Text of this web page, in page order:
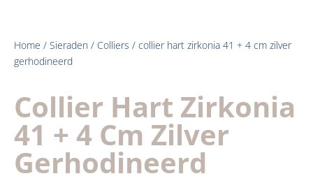
Home / Sieraden / Colliers / collier hart zirkonia 41 + 4 cm zilver
gerhodineerd
Collier Hart Zirkonia
41 + 4 Cm Zilver
Gerhodineerd